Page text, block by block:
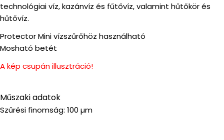
technológiai víz, kazánvíz és fűtővíz, valamint hűtőkör és
hűtővíz.
Protector Mini vízszűrőhöz használható
Mosható betét
A kép csupán illusztráció!
Műszaki adatok
Szűrési finomság: 100 µm